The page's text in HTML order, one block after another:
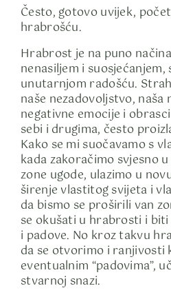
Često, gotovo uvijek,
hrabrošću.
Hrabrost je na puno
nenasiljem i suosjećanjem,
unutarnjom radošću.
naše nezadovoljstvo, naša
negativne emocije i
sebi i drugima, često
Kako se mi suočavamo s
kada zakoračimo svjesno
zone ugode, ulazimo u
širenje vlastitog svijeta i
da bismo se proširili van
se okušati u hrabrosti i
i padove. No kroz takvu
da se otvorimo i ranjivosti
eventualnim “padovima”,
stvarnoj snazi.